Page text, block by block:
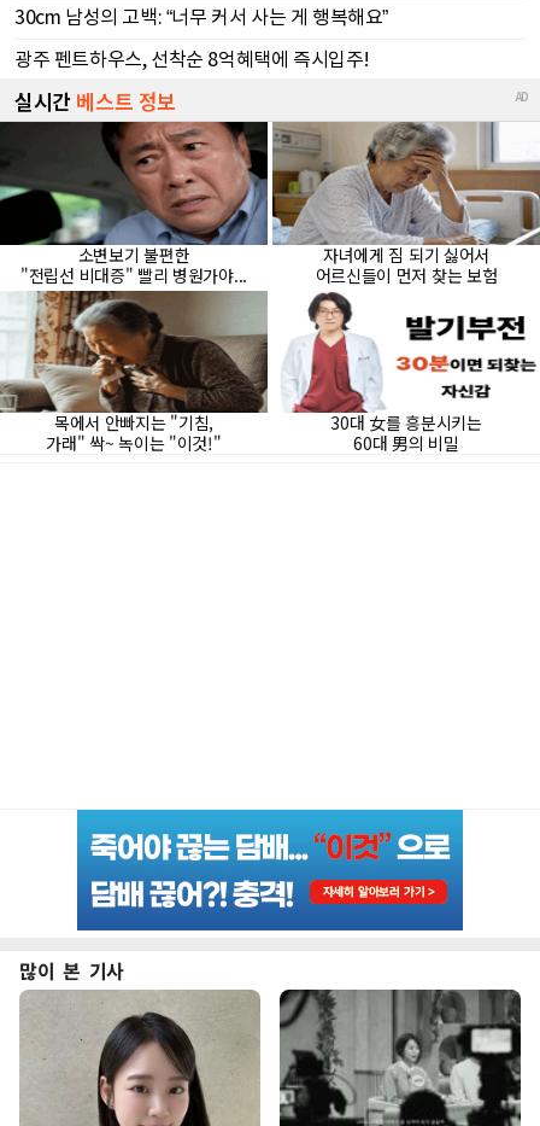
많이 본 기사